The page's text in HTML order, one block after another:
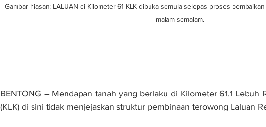
Gambar hiasan: LALUAN di Kilometer 61 KLK dibuka semula selepas proses
malam semalam.
BENTONG – Mendapan tanah yang berlaku di Kilometer 61.1 Lebuh
(KLK) di sini tidak menjejaskan struktur pembinaan terowong Laluan